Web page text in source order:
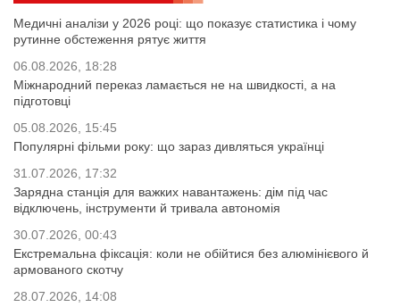
Медичні аналізи у 2026 році: що показує статистика і чому
рутинне обстеження рятує життя
06.08.2026, 18:28
Міжнародний переказ ламається не на швидкості, а на
підготовці
05.08.2026, 15:45
Популярні фільми року: що зараз дивляться українці
31.07.2026, 17:32
Зарядна станція для важких навантажень: дім під час
відключень, інструменти й тривала автономія
30.07.2026, 00:43
Екстремальна фіксація: коли не обійтися без алюмінієвого й
армованого скотчу
28.07.2026, 14:08